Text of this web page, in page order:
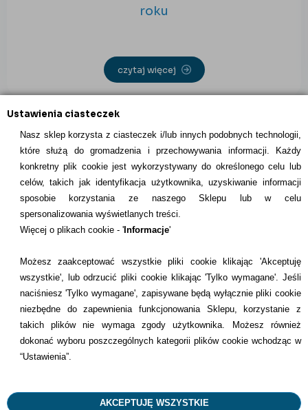
Ustawienia ciasteczek
Nasz sklep korzysta z ciasteczek i/lub innych podobnych technologii,
które służą do gromadzenia i przechowywania informacji. Każdy
konkretny plik cookie jest wykorzystywany do określonego celu lub
celów, takich jak identyfikacja użytkownika, uzyskiwanie informacji
sposobie korzystania ze naszego Sklepu lub w celu
spersonalizowania wyświetlanych treści.
Więcej o plikach cookie - 'Informacje'
Możesz zaakceptować wszystkie pliki cookie klikając 'Akceptuję
wszystkie', lub odrzucić pliki cookie klikając 'Tylko wymagane'. Jeśli
naciśniesz 'Tylko wymagane', zapisywane będą wyłącznie pliki cookie
niezbędne do zapewnienia funkcjonowania Sklepu, korzystanie z
takich plików nie wymaga zgody użytkownika. Możesz również
dokonać wyboru poszczególnych kategorii plików cookie wchodząc w
“Ustawienia”.
AKCEPTUJĘ WSZYSTKIE
roku
czytaj więcej
INFORMACJE KONTAKTOWE
Informacje
Dostawcy
Kontakt
+48 22 113 4446
kontakt@dentilove.pl